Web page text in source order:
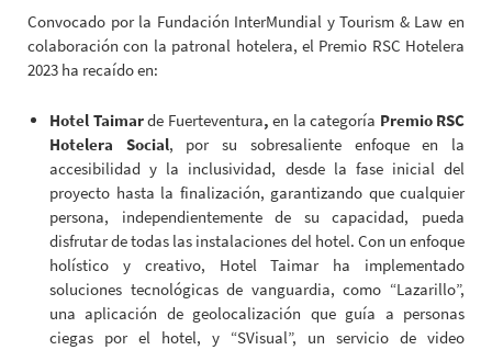
Convocado por la Fundación InterMundial y Tourism & Law en
colaboración con la patronal hotelera, el Premio RSC Hotelera
2023 ha recaído en:
Hotel Taimarde Fuerteventura, en la categoría Premio RSC
Hotelera Social, por su sobresaliente enfoque en la
accesibilidad y la inclusividad, desde la fase inicial del
proyecto hasta la finalización, garantizando que cualquier
persona, independientemente de su capacidad, pueda
disfrutar de todas las instalaciones del hotel. Con un enfoque
holístico y creativo, Hotel Taimar ha implementado
soluciones tecnológicas de vanguardia, como “Lazarillo”,
una aplicación de geolocalización que guía a personas
ciegas por el hotel, y “SVisual”, un servicio de video